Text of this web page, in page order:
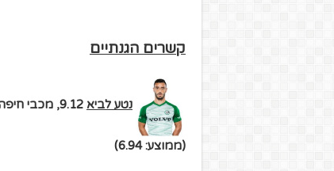
קשרים הגנתיים
נטע לביא
(ממוצע: 6.94)